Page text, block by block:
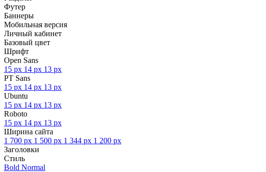
Футер
Баннеры
Мобильная версия
Личный кабинет
Базовый цвет
Шрифт
Open Sans
15 px 14 px 13 px
PT Sans
15 px 14 px 13 px
Ubuntu
15 px 14 px 13 px
Roboto
15 px 14 px 13 px
Ширина сайта
1 700 px 1 500 px 1 344 px 1 200 px
Заголовки
Стиль
Bold Normal